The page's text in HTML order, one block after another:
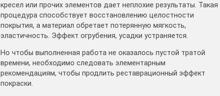
кресел или прочих элементов дает неплохие результаты. Такая
процедура способствует восстановлению целостности
покрытия, а материал обретает потерянную мягкость,
эластичность. Эффект огрубения, усадки устраняется.
Но чтобы выполненная работа не оказалось пустой тратой
времени, необходимо следовать элементарным
рекомендациям, чтобы продлить реставрационный эффект
покраски.